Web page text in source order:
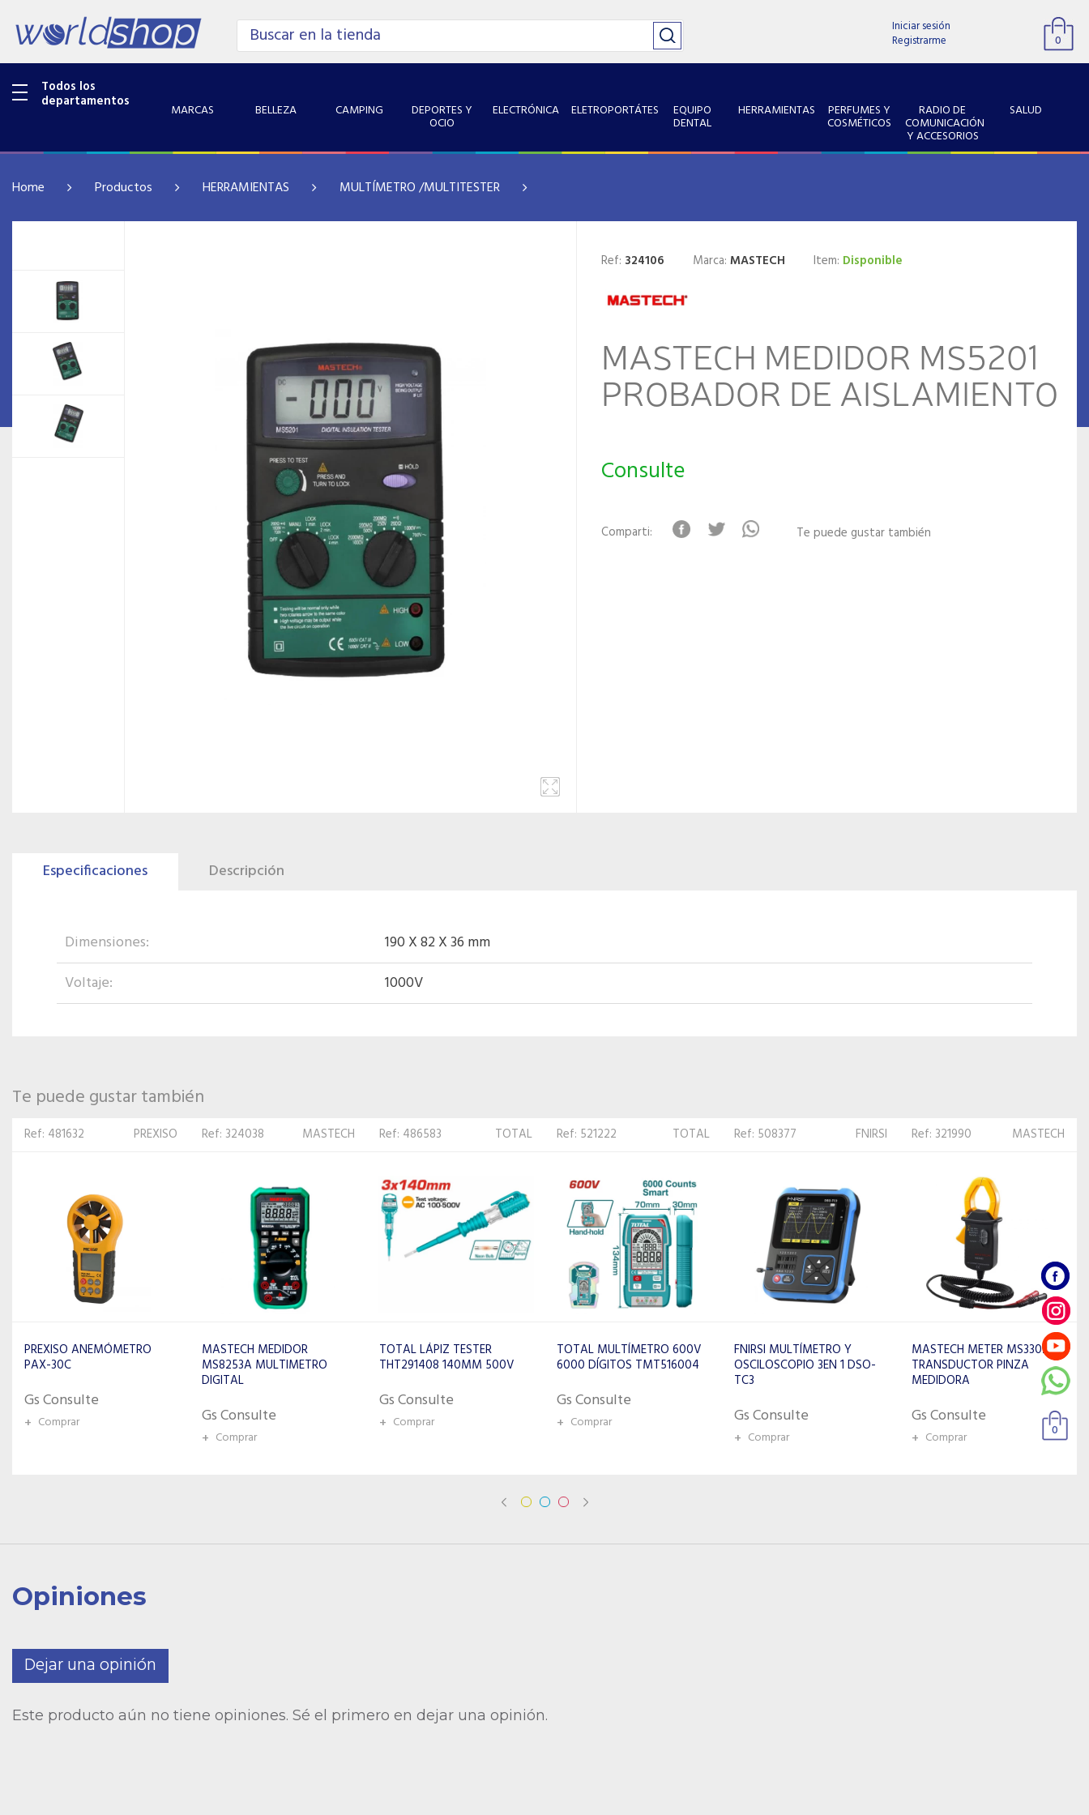
Iniciar sesión
Registrarme
0
Todos los
departamentos MARCAS BELLEZA CAMPING DEPORTES Y
OCIO
ELECTRÓNICA ELETROPORTÁTES EQUIPO
DENTAL
HERRAMIENTAS PERFUMES Y
COSMÉTICOS
RADIO DE
COMUNICACIÓN
Y ACCESORIOS
SALUD
Home Productos HERRAMIENTAS MULTÍMETRO /MULTITESTER
Ref: 324106 Marca:MASTECH Item: Disponible
MASTECH MEDIDOR MS5201
PROBADOR DE AISLAMIENTO
Consulte
Comparti: Te puede gustar también
Especificaciones Descripción
Dimensiones:
190 X 82 X 36 mm
Voltaje:
1000V
Te puede gustar también
Ref: 324038 MASTECH
MASTECH MEDIDOR
MS8253A MULTIMETRO
Gs Consulte
Ref: 486583 TOTAL
TOTAL LÁPIZ TESTER
THT291408 140MM 500V
+ Comprar
Ref: 521222 TOTAL
TOTAL MULTÍMETRO 600V
6000 DÍGITOS TMT516004
Gs Consulte
+ Comprar
Ref: 508377 FNIRSI
FNIRSI MULTÍMETRO Y
OSCILOSCOPIO 3EN 1 DSO-
Gs Consulte
Ref: 321990 MASTECH
MASTECH METER MS3302
TRANSDUCTOR PINZA
MEDIDORA
Gs Consulte
+ Comprar
Ref: 595988 TOTAL
TOTAL MEDIDOR LASER 85M
TMT570268
+ Comprar
Opiniones
Dejar una opinión
Este producto aún no tiene opiniones. Sé el primero en dejar una opinión.
0